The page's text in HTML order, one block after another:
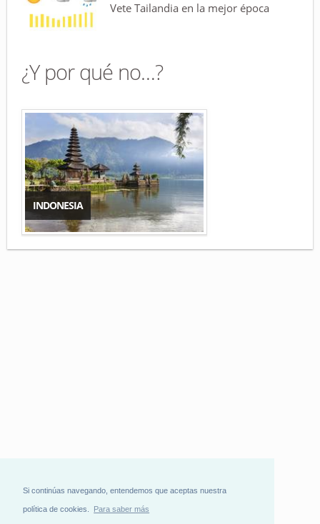
Si continúas navegando, entendemos que aceptas nuestra
política de cookies. Para saber más
Vete Tailandia en la mejor época
¿Y por qué no…?
INDONESIA